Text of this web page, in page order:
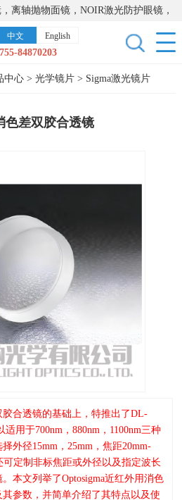
离轴抛物面镜，NOIR激光防护眼镜，
激光器，光谱仪，红外热像仪，激光
中文 English
84870203
中心> 光学镜片 > Sigma激光镜片
色差双胶合透镜
胶合透镜的基础上，特推出了DL-
用于700nm，880nm，1100nm三种
外径15mm，25mm，焦距20mm-
可定制非标焦距或外径以及指定波长
本文列举了Optosigma近红外用消色
参数，并简单介绍了其特点以及使